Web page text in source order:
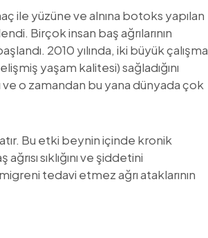
ile yüzüne ve alnına botoks yapılan
Birçok insan baş ağrılarının
2010 yılında, iki büyük çalışma
yaşam kalitesi) sağladığını
o zamandan bu yana dünyada çok
Bu etki beynin içinde kronik
sıklığını ve şiddetini
tedavi etmez ağrı ataklarının